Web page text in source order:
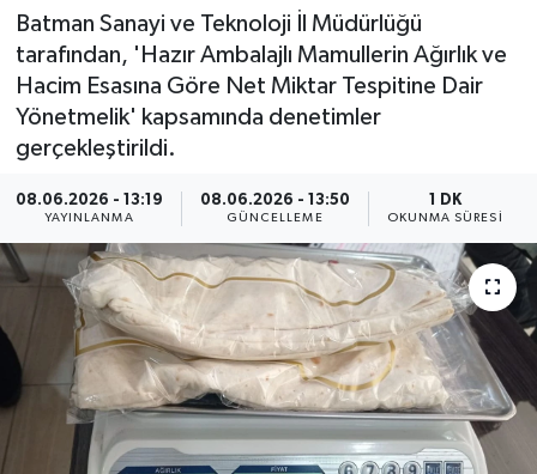
Batman Sanayi ve Teknoloji İl Müdürlüğü
tarafından, 'Hazır Ambalajlı Mamullerin Ağırlık ve
Hacim Esasına Göre Net Miktar Tespitine Dair
Yönetmelik' kapsamında denetimler
gerçekleştirildi.
08.06.2026 - 13:19
YAYINLANMA
08.06.2026 - 13:50
GÜNCELLEME
1 DK
OKUNMA SÜRESI
Sağlık
Si̇yaset
Spor
Yaşam
Anali̇z
Bi̇li̇m & Teknoloji̇
Dünya
Eği̇ti̇m
Son Dakika Haberleri
Haber Arşivi